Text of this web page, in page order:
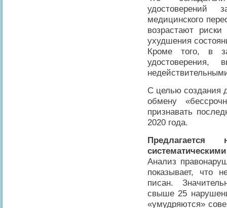
удостоверений
медицинского
возрастают
ухудшения
Кроме того, в
С целью создания
обмену
признавать
2020 года.
Анализ
показывает, что
писан.
свыше 25
«умудряются»